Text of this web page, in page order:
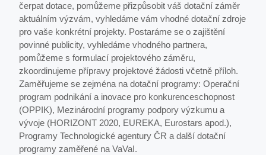
čerpat dotace, pomůžeme přizpůsobit váš dotační záměr
aktuálním výzvám, vyhledáme vám vhodné dotační zdroje
pro vaše konkrétní projekty. Postaráme se o zajištění
povinné publicity, vyhledáme vhodného partnera,
pomůžeme s formulací projektového záměru,
zkoordinujeme přípravy projektové žádosti včetně příloh.
Zaměřujeme se zejména na dotační programy: Operační
program podnikání a inovace pro konkurenceschopnost
(OPPIK), Mezinárodní programy podpory výzkumu a
vývoje (HORIZONT 2020, EUREKA, Eurostars apod.),
Programy Technologické agentury ČR a další dotační
programy zaměřené na VaVaI.